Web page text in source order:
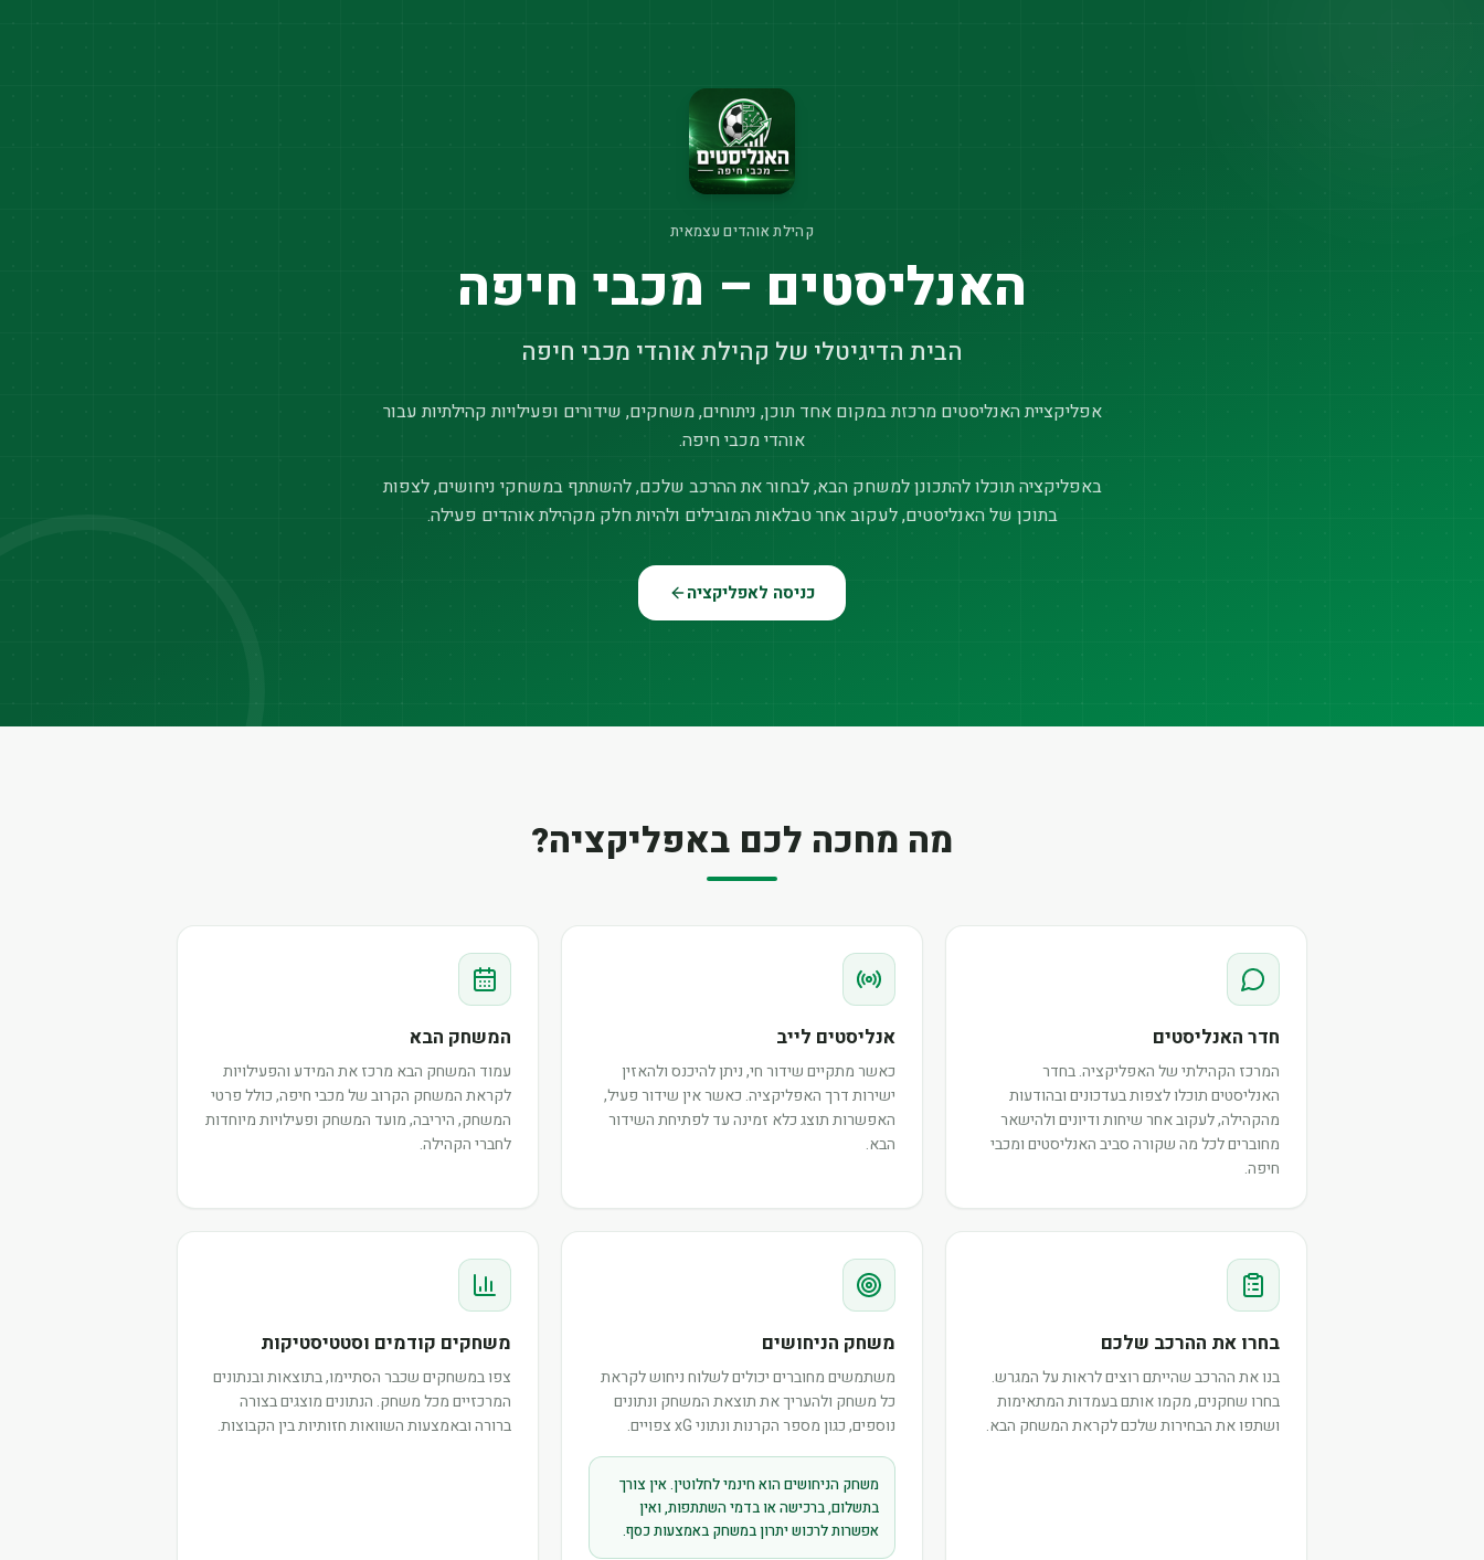
קהילת אוהדים עצמאית
האנליסטים – מכבי חיפה
הבית הדיגיטלי של קהילת אוהדי מכבי חיפה
אפליקציית האנליסטים מרכזת במקום אחד תוכן, ניתוחים, משחקים, שידורים ופעילויות קהילתיות עבור
אוהדי מכבי חיפה.
באפליקציה תוכלו להתכונן למשחק הבא, לבחור את ההרכב שלכם, להשתתף במשחקי ניחושים, לצפות
בתוכן של האנליסטים, לעקוב אחר טבלאות המובילים ולהיות חלק מקהילת אוהדים פעילה.
כניסה לאפליקציה
מה מחכה לכם באפליקציה?
חדר האנליסטים
המרכז הקהילתי של האפליקציה. בחדר
האנליסטים תוכלו לצפות בעדכונים ובהודעות
מהקהילה, לעקוב אחר שיחות ודיונים ולהישאר
מחוברים לכל מה שקורה סביב האנליסטים ומכבי
חיפה.
אנליסטים לייב
כאשר מתקיים שידור חי, ניתן להיכנס ולהאזין
ישירות דרך האפליקציה. כאשר אין שידור פעיל,
האפשרות תוצג כלא זמינה עד לפתיחת השידור
הבא.
המשחק הבא
עמוד המשחק הבא מרכז את המידע והפעילויות
לקראת המשחק הקרוב של מכבי חיפה, כולל פרטי
המשחק, היריבה, מועד המשחק ופעילויות מיוחדות
לחברי הקהילה.
בחרו את ההרכב שלכם
בנו את ההרכב שהייתם רוצים לראות על המגרש.
בחרו שחקנים, מקמו אותם בעמדות המתאימות
ושתפו את הבחירות שלכם לקראת המשחק הבא.
משחק הניחושים
משתמשים מחוברים יכולים לשלוח ניחוש לקראת
כל משחק ולהעריך את תוצאת המשחק ונתונים
נוספים, כגון מספר הקרנות ונתוני xG צפויים.
משחק הניחושים הוא חינמי לחלוטין. אין צורך
בתשלום, ברכישה או בדמי השתתפות, ואין
אפשרות לרכוש יתרון במשחק באמצעות כסף.
משחקים קודמים וסטטיסטיקות
צפו במשחקים שכבר הסתיימו, בתוצאות ובנתונים
המרכזיים מכל משחק. הנתונים מוצגים בצורה
ברורה ובאמצעות השוואות חזותיות בין הקבוצות.